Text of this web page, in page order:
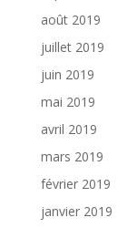
août 2019
juillet 2019
juin 2019
mai 2019
avril 2019
mars 2019
février 2019
janvier 2019